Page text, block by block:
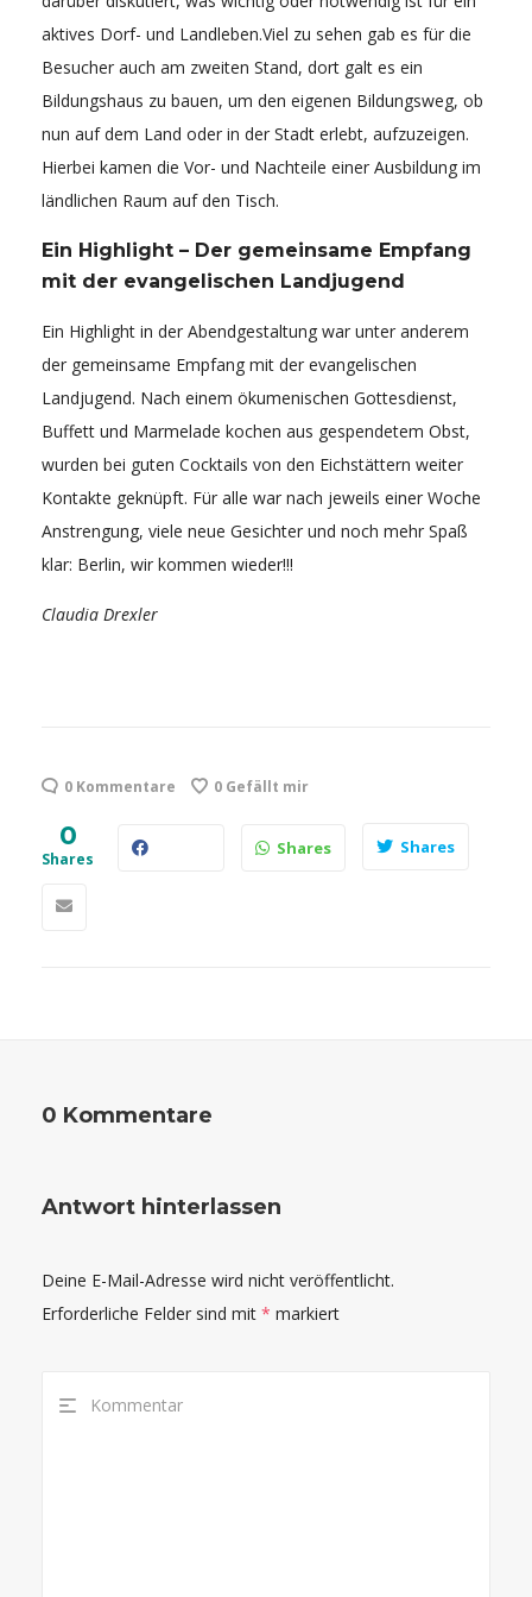
aktives Dorf- und Landleben.Viel zu sehen gab es für die
Besucher auch am zweiten Stand, dort galt es ein
Bildungshaus zu bauen, um den eigenen Bildungsweg, ob
nun auf dem Land oder in der Stadt erlebt, aufzuzeigen.
Hierbei kamen die Vor- und Nachteile einer Ausbildung im
ländlichen Raum auf den Tisch.
Ein Highlight – Der gemeinsame Empfang
mit der evangelischen Landjugend
Ein Highlight in der Abendgestaltung war unter anderem
der gemeinsame Empfang mit der evangelischen
Landjugend. Nach einem ökumenischen Gottesdienst,
Buffett und Marmelade kochen aus gespendetem Obst,
wurden bei guten Cocktails von den Eichstättern weiter
Kontakte geknüpft. Für alle war nach jeweils einer Woche
Anstrengung, viele neue Gesichter und noch mehr Spaß
klar: Berlin, wir kommen wieder!!!
Claudia Drexler
0 Kommentare 0 Gefällt mir
0
Shares
Shares Shares
0 Kommentare
Antwort hinterlassen
Deine E-Mail-Adresse wird nicht veröffentlicht.
Erforderliche Felder sind mit * markiert